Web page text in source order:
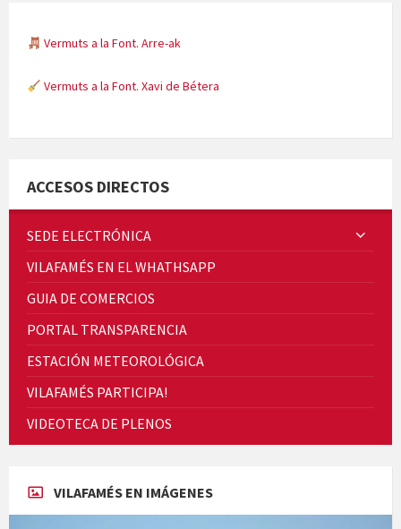
Vermuts a la Font. Arre-ak
Vermuts a la Font. Xavi de Bétera
Quintà Culroja
Cicle de Cine i Dones rurals
ACCESOS DIRECTOS
SEDE ELECTRÓNICA
VILAFAMÉS EN EL WHATHSAPP
GUIA DE COMERCIOS
PORTAL TRANSPARENCIA
ESTACIÓN METEOROLÓGICA
VILAFAMÉS PARTICIPA!
VIDEOTECA DE PLENOS
VILAFAMÉS EN IMÁGENES